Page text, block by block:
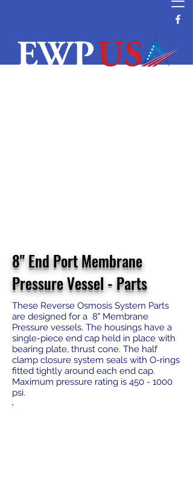
8" End Port Membrane
Pressure Vessel - Parts
These Reverse Osmosis System Parts
are designed for a 8" Membrane
Pressure vessels. The housings have a
single-piece end cap held in place with
bearing plate, thrust cone. The half
clamp closure system seals with O-rings
fitted tightly around each end cap.
Maximum pressure rating is 450 - 1000
psi.